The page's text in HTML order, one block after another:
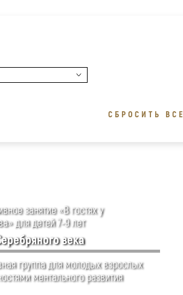
СБРОСИТЬ ВСЕ
занятие «В гостях у
для детей 7-9 лет
века
группа для молодых взрослых
ментального развития